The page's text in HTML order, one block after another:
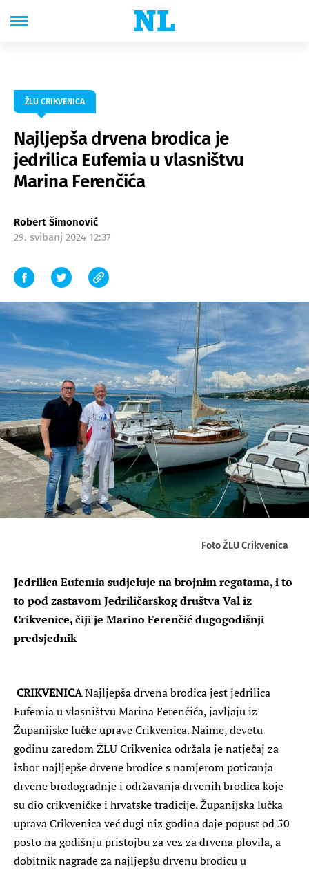
ŽLU CRIKVENICA
Najljepša drvena brodica je
jedrilica Eufemia u vlasništvu
Marina Ferenčića
Robert Šimonović
29. svibanj 2024 12:37
Foto ŽLU Crikvenica
Jedrilica Eufemia sudjeluje na brojnim regatama, i to
to pod zastavom Jedriličarskog društva Val iz
Crikvenice, čiji je Marino Ferenčić dugogodišnji
predsjednik
CRIKVENICANajljepša drvena brodica jest jedrilica
Eufemia u vlasništvu Marina Ferenčića, javljaju iz
Županijske lučke uprave Crikvenica. Naime, devetu
godinu zaredom ŽLU Crikvenica održala je natječaj za
izbor najljepše drvene brodice s namjerom poticanja
drvene brodogradnje i održavanja drvenih brodica koje
su dio crikveničke i hrvatske tradicije. Županijska lučka
uprava Crikvenica već dugi niz godina daje popust od 50
posto na godišnju pristojbu za vez za drvena plovila, a
dobitnik nagrade za najljepšu drvenu brodicu u